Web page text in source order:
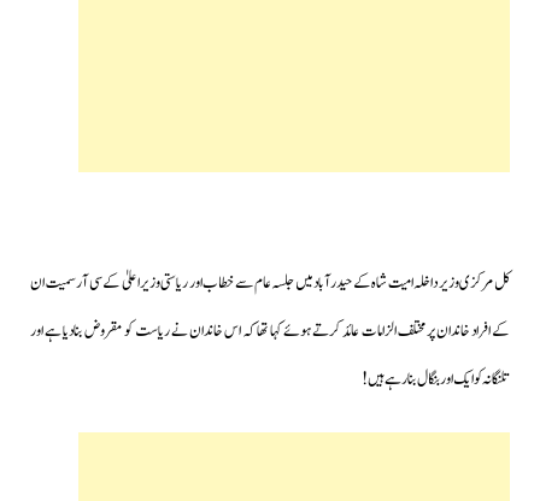
کل مرکزی وزیر داخلہ امیت شاہ کے حیدرآباد میں جلسہ عام سے خطاب اور ریاستی وزیراعلیٰ کے سی آر سمیت ان
کے افراد خاندان پر مختلف الزامات عائد کرتے ہوئے کہا تھا کہ اس خاندان نے ریاست کو مقروض بنادیا ہے اور
تلنگانہ کو ایک اور بنگال بنارہے ہیں!